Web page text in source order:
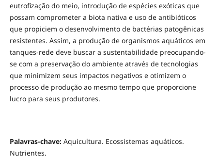
eutrofização do meio, introdução de espécies exóticas que
possam comprometer a biota nativa e uso de antibióticos
que propiciem o desenvolvimento de bactérias patogênicas
resistentes. Assim, a produção de organismos aquáticos em
tanques-rede deve buscar a sustentabilidade preocupando-
se com a preservação do ambiente através de tecnologias
que minimizem seus impactos negativos e otimizem o
processo de produção ao mesmo tempo que proporcione
lucro para seus produtores.
Palavras-chave: Aquicultura. Ecossistemas aquáticos.
Nutrientes.